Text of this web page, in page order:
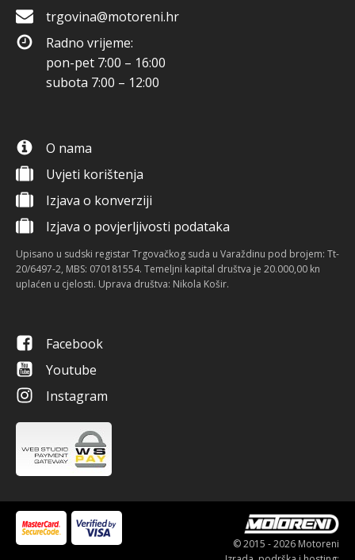
trgovina@motoreni.hr
Radno vrijeme:
pon-pet 7:00 – 16:00
subota 7:00 – 12:00
O nama
Uvjeti korištenja
Izjava o konverziji
Izjava o povjerljivosti podataka
Upisano u sudski registar Trgovačkog suda u Varaždinu pod brojem: Tt-
20/6497-2, MBS: 070181554. Temeljni kapital društva je 20.000,00 kn
uplaćen u cjelosti. Uprava društva: Nikola Košir.
Facebook
Youtube
Instagram
© 2015 - 2026 Motoreni